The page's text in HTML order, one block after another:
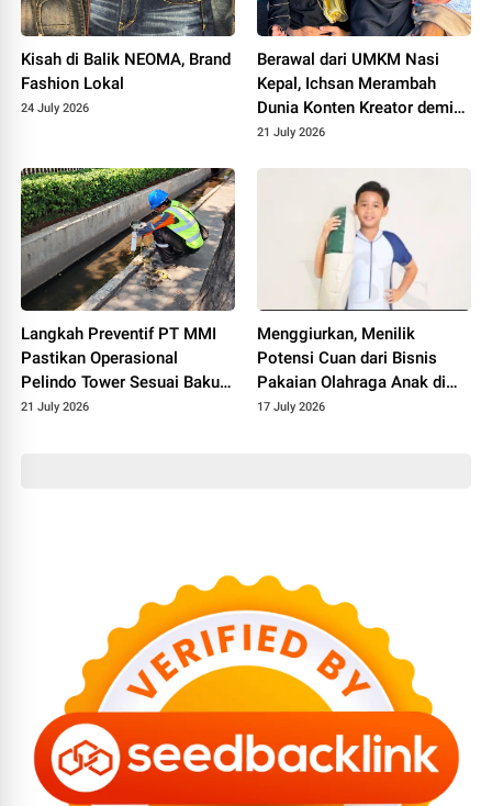
Kisah di Balik NEOMA, Brand
Fashion Lokal
24 July 2026
Berawal dari UMKM Nasi
Kepal, Ichsan Merambah
Dunia Konten Kreator demi
Keluarga
21 July 2026
Langkah Preventif PT MMI
Pastikan Operasional
Pelindo Tower Sesuai Baku
Mutu Lingkungan
21 July 2026
Menggiurkan, Menilik
Potensi Cuan dari Bisnis
Pakaian Olahraga Anak di
Pasar Digital
17 July 2026